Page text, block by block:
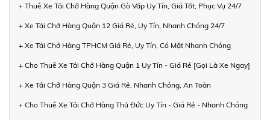
+ Thuê Xe Tải Chở Hàng Quận Gò Vấp Uy Tín, Giá Tốt, Phục Vụ 24/7
+ Xe Tải Chở Hàng Quận 12 Giá Rẻ, Uy Tín, Nhanh Chóng 24/7
+ Xe Tải Chở Hàng TPHCM Giá Rẻ, Uy Tín, Có Mặt Nhanh Chóng
+ Cho Thuê Xe Tải Chở Hàng Quận 1 Uy Tín - Giá Rẻ [Gọi Là Xe Ngay]
+ Xe Tải Chở Hàng Quận 3 Giá Rẻ, Nhanh Chóng, An Toàn
+ Cho Thuê Xe Tải Chở Hàng Thủ Đức Uy Tín - Giá Rẻ - Nhanh Chóng